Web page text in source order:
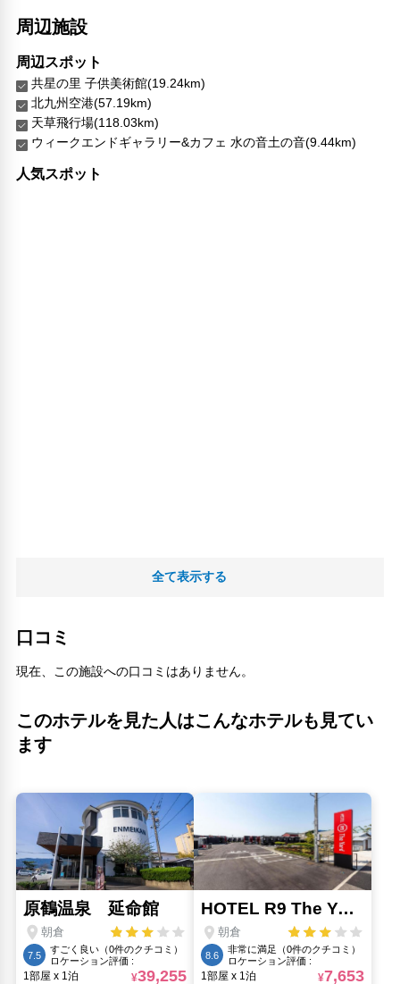
周辺施設
周辺スポット
共星の里 子供美術館(19.24km)
北九州空港(57.19km)
天草飛行場(118.03km)
ウィークエンドギャラリー&カフェ 水の音土の音(9.44km)
人気スポット
全て表示する
口コミ
現在、この施設への口コミはありません。
このホテルを見た人はこんなホテルも見てい
ます